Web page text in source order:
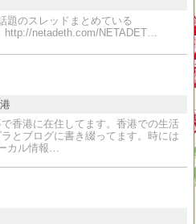
題のスレッドまとめている
http://netadeth.com/NETADET…
香港に在住してます。香港での生活
とブログに書き綴ってます。時には
カル情報…